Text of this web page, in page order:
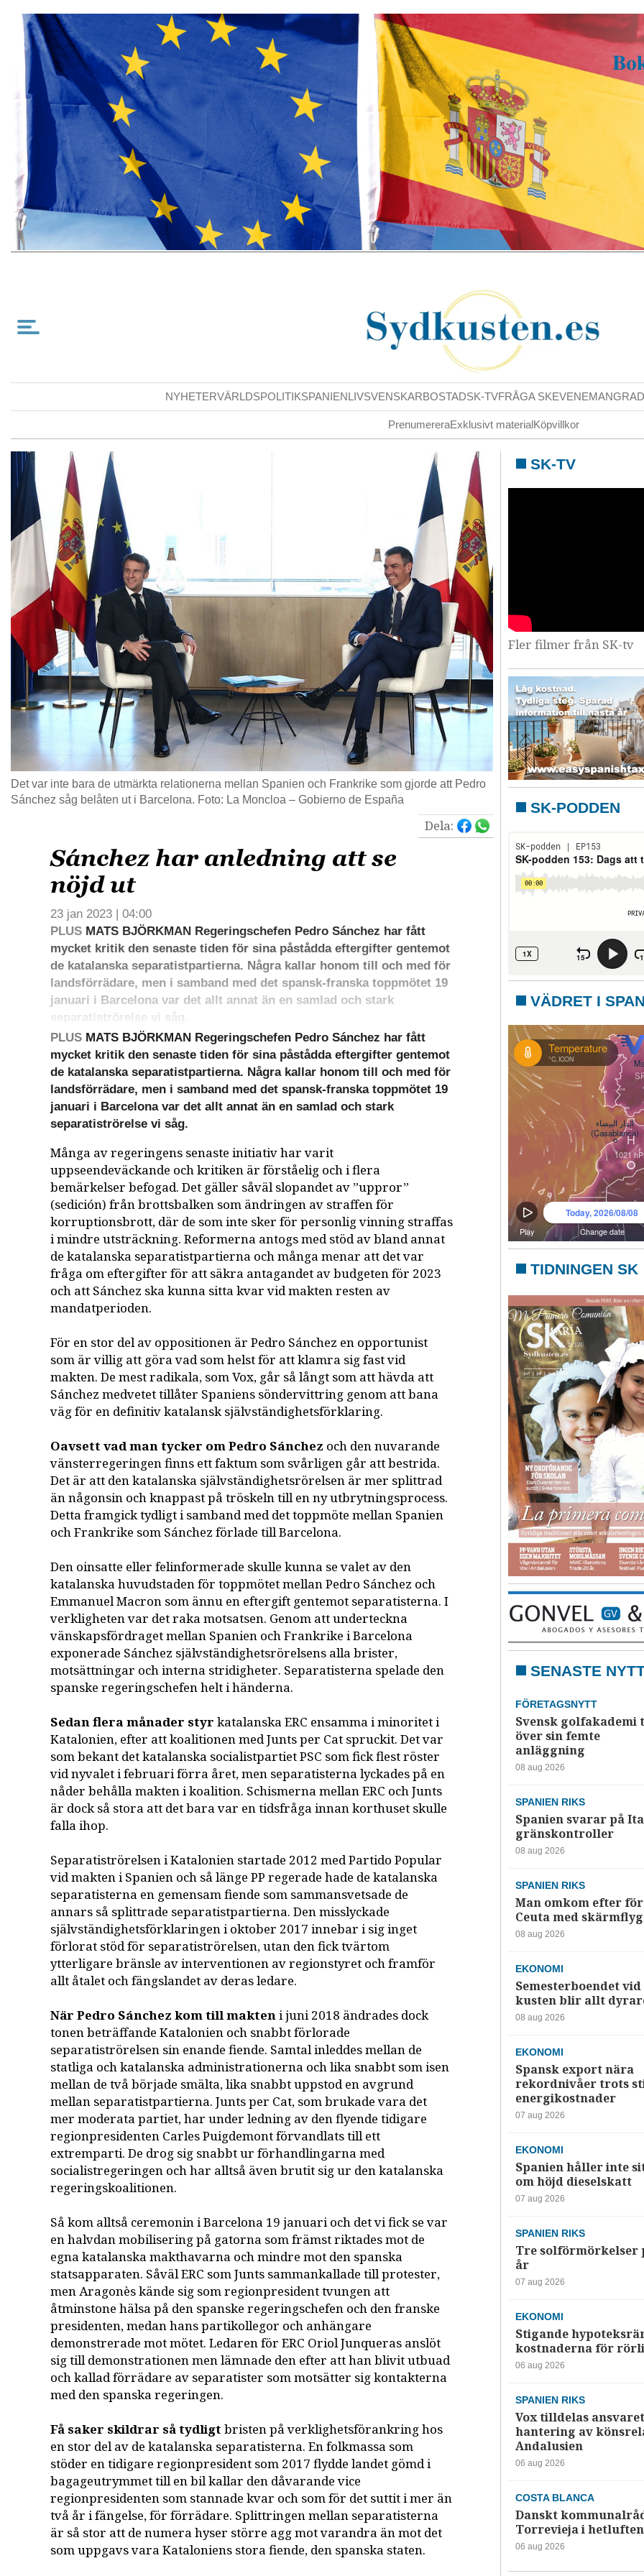
NYHETERVÄRLDSPOLITIKSPANIENLIVSVENSKARBOSTADSK-TVFRÅGA SKEVENEMANG
PrenumereraExklusivt materialKöpvillkor
Det var inte bara de utmärkta relationerna mellan Spanien och Frankrike som gjorde att Pedro
Sánchez såg belåten ut i Barcelona. Foto: La Moncloa – Gobierno de España
Dela:
Sánchez har anledning att se
nöjd ut
23 jan 2023 | 04:00
PLUS MATS BJÖRKMAN Regeringschefen Pedro Sánchez har fått
mycket kritik den senaste tiden för sina påstådda eftergifter gentemot
de katalanska separatistpartierna. Några kallar honom till och med för
landsförrädare, men i samband med det spansk-franska toppmötet 19
januari i Barcelona var det allt annat än en samlad och stark
separatiströrelse vi såg.
PLUS MATS BJÖRKMAN Regeringschefen Pedro Sánchez har fått
mycket kritik den senaste tiden för sina påstådda eftergifter gentemot
de katalanska separatistpartierna. Några kallar honom till och med för
landsförrädare, men i samband med det spansk-franska toppmötet 19
januari i Barcelona var det allt annat än en samlad och stark
separatiströrelse vi såg.
Många av regeringens senaste initiativ har varit
uppseendeväckande och kritiken är förståelig och i flera
bemärkelser befogad. Det gäller såväl slopandet av ”uppror”
(sedición) från brottsbalken som ändringen av straffen för
korruptionsbrott, där de som inte sker för personlig vinning straffas
i mindre utsträckning. Reformerna antogs med stöd av bland annat
de katalanska separatistpartierna och många menar att det var
fråga om eftergifter för att säkra antagandet av budgeten för 2023
och att Sánchez ska kunna sitta kvar vid makten resten av
mandatperioden.
För en stor del av oppositionen är Pedro Sánchez en opportunist
som är villig att göra vad som helst för att klamra sig fast vid
makten. De mest radikala, som Vox, går så långt som att hävda att
Sánchez medvetet tillåter Spaniens söndervittring genom att bana
väg för en definitiv katalansk självständighetsförklaring.
Oavsett vad man tycker om Pedro Sánchez och den nuvarande
vänsterregeringen finns ett faktum som svårligen går att bestrida.
Det är att den katalanska självständighetsrörelsen är mer splittrad
än någonsin och knappast på tröskeln till en ny utbrytningsprocess.
Detta framgick tydligt i samband med det toppmöte mellan Spanien
och Frankrike som Sánchez förlade till Barcelona.
Den oinsatte eller felinformerade skulle kunna se valet av den
katalanska huvudstaden för toppmötet mellan Pedro Sánchez och
Emmanuel Macron som ännu en eftergift gentemot separatisterna. I
verkligheten var det raka motsatsen. Genom att underteckna
vänskapsfördraget mellan Spanien och Frankrike i Barcelona
exponerade Sánchez självständighetsrörelsens alla brister,
motsättningar och interna stridigheter. Separatisterna spelade den
spanske regeringschefen helt i händerna.
Sedan flera månader styr katalanska ERC ensamma i minoritet i
Katalonien, efter att koalitionen med Junts per Cat spruckit. Det var
som bekant det katalanska socialistpartiet PSC som fick flest röster
vid nyvalet i februari förra året, men separatisterna lyckades på en
nåder behålla makten i koalition. Schismerna mellan ERC och Junts
är dock så stora att det bara var en tidsfråga innan korthuset skulle
falla ihop.
Separatiströrelsen i Katalonien startade 2012 med Partido Popular
vid makten i Spanien och så länge PP regerade hade de katalanska
separatisterna en gemensam fiende som sammansvetsade de
annars så splittrade separatistpartierna. Den misslyckade
självständighetsförklaringen i oktober 2017 innebar i sig inget
förlorat stöd för separatiströrelsen, utan den fick tvärtom
ytterligare bränsle av interventionen av regionstyret och framför
allt åtalet och fängslandet av deras ledare.
När Pedro Sánchez kom till makteni juni 2018 ändrades dock
tonen beträffande Katalonien och snabbt förlorade
separatiströrelsen sin enande fiende. Samtal inleddes mellan de
statliga och katalanska administrationerna och lika snabbt som isen
mellan de två började smälta, lika snabbt uppstod en avgrund
mellan separatistpartierna. Junts per Cat, som brukade vara det
mer moderata partiet, har under ledning av den flyende tidigare
regionpresidenten Carles Puigdemont förvandlats till ett
extremparti. De drog sig snabbt ur förhandlingarna med
socialistregeringen och har alltså även brutit sig ur den katalanska
regeringskoalitionen.
Så kom alltså ceremonin i Barcelona 19 januari och det vi fick se var
en halvdan mobilisering på gatorna som främst riktades mot de
egna katalanska makthavarna och mindre mot den spanska
statsapparaten. Såväl ERC som Junts sammankallade till protester,
men Aragonès kände sig som regionpresident tvungen att
åtminstone hälsa på den spanske regeringschefen och den franske
presidenten, medan hans partikollegor och anhängare
demonstrerade mot mötet. Ledaren för ERC Oriol Junqueras anslöt
sig till demonstrationen men lämnade den efter att han blivit utbuad
och kallad förrädare av separatister som motsätter sig kontakterna
med den spanska regeringen.
Få saker skildrar så tydligtbristen på verklighetsförankring hos
en stor del av de katalanska separatisterna. En folkmassa som
stöder en tidigare regionpresident som 2017 flydde landet gömd i
bagageutrymmet till en bil kallar den dåvarande vice
regionpresidenten som stannade kvar och som för det suttit i mer än
två år i fängelse, för förrädare. Splittringen mellan separatisterna
är så stor att de numera hyser större agg mot varandra än mot det
som uppgavs vara Kataloniens stora fiende, den spanska staten.
SK-TV
Fler filmer från SK-tv
SK-PODDEN
VÄDRET I
TIDNINGEN SK
SENASTE
FÖRETAGSNYTT
Svensk golfakademi
över sin femte
anläggning
08 aug 2026
SPANIEN RIKS
Spanien svarar på
gränskontroller
08 aug 2026
SPANIEN RIKS
Man omkom efter
Ceuta med
08 aug 2026
EKONOMI
Semesterboendet
kusten blir allt
08 aug 2026
EKONOMI
Spansk export nära
rekordnivåer trots
energikostnader
07 aug 2026
EKONOMI
Spanien håller inte
om höjd dieselskatt
07 aug 2026
SPANIEN RIKS
Tre solförmörkelser
år
07 aug 2026
EKONOMI
Stigande
kostnaderna för
06 aug 2026
SPANIEN RIKS
Vox tilldelas
hantering av
Andalusien
06 aug 2026
COSTA BLANCA
Danskt
Torrevieja i hetluften
06 aug 2026